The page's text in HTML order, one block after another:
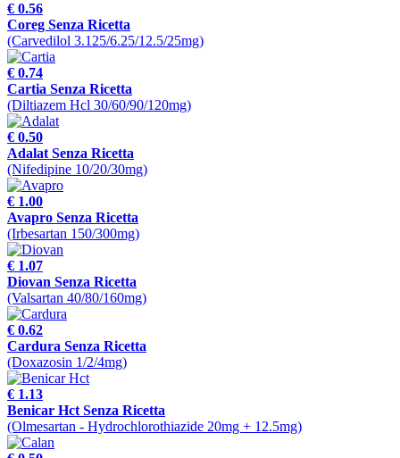
€ 0.56
Coreg Senza Ricetta
(Carvedilol 3.125/6.25/12.5/25mg)
€ 0.74
Cartia Senza Ricetta
(Diltiazem Hcl 30/60/90/120mg)
€ 0.50
Adalat Senza Ricetta
(Nifedipine 10/20/30mg)
€ 1.00
Avapro Senza Ricetta
(Irbesartan 150/300mg)
€ 1.07
Diovan Senza Ricetta
(Valsartan 40/80/160mg)
€ 0.62
Cardura Senza Ricetta
(Doxazosin 1/2/4mg)
€ 1.13
Benicar Hct Senza Ricetta
(Olmesartan - Hydrochlorothiazide 20mg + 12.5mg)